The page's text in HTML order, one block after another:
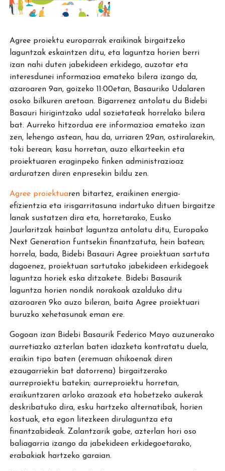
Agree proiektu europarrak eraikinak birgaitzeko
laguntzak eskaintzen ditu, eta laguntza horien berri
izan nahi duten jabekideen erkidego, auzotar eta
interesdunei informazioa emateko bilera izango da,
azaroaren 9an, goizeko 11:00etan, Basauriko Udalaren
osoko bilkuren aretoan. Bigarrenez antolatu du Bidebi
Basauri hirigintzako udal sozietateak horrelako bilera
bat. Aurreko hitzordua ere informazioa emateko izan
zen, lehengo astean, hau da, urriaren 29an, ostiralarekin,
toki berean; kasu horretan, auzo elkarteekin eta
proiektuaren eraginpeko finken administrazioaz
arduratzen diren enpresekin bildu zen.
Agree proiektuaren bitartez, eraikinen energia-
efizientzia eta irisgarritasuna indartuko dituen birgaitze
lanak sustatzen dira eta, horretarako, Eusko
Jaurlaritzak hainbat laguntza antolatu ditu, Europako
Next Generation funtsekin finantzatuta, hein batean;
horrela, bada, Bidebi Basauri Agree proiektuan sartuta
dagoenez, proiektuan sartutako jabekideen erkidegoek
laguntza horiek eska ditzakete. Bidebi Basaurik
laguntza horien nondik norakoak azalduko ditu
azaroaren 9ko auzo bileran, baita Agree proiektuari
buruzko xehetasunak eman ere.
Gogoan izan Bidebi Basaurik Federico Mayo auzunerako
aurretiazko azterlan baten idazketa kontratatu duela,
eraikin tipo baten (eremuan ohikoenak diren
ezaugarriekin bat datorrena) birgaitzerako
aurreproiektu batekin; aurreproiektu horretan,
eraikuntzaren arloko arazoak eta hobetzeko aukerak
deskribatuko dira, esku hartzeko alternatibak, horien
kostuak, eta egon litezkeen dirulaguntza eta
finantzabideak. Zalantzarik gabe, azterlan hori oso
baliagarria izango da jabekideen erkidegoetarako,
erabakiak hartzeko garaian.